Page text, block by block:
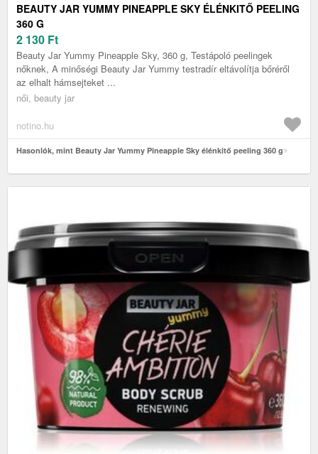
BEAUTY JAR YUMMY PINEAPPLE SKY ÉLÉNKITŐ PEELING
360 G
2 130 Ft
Beauty Jar Yummy Pineapple Sky, 360 g, Testápoló peelingek
nőknek, A minőségi Beauty Jar Yummy testradír eltávolítja bőréről
az elhalt hámsejteket ...
női, beauty jar
notino.hu
Hasonlók, mint Beauty Jar Yummy Pineapple Sky élénkitő peeling 360 g